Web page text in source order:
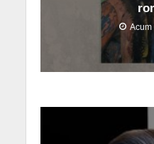
Acum